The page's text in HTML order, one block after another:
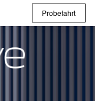
Probefahrt